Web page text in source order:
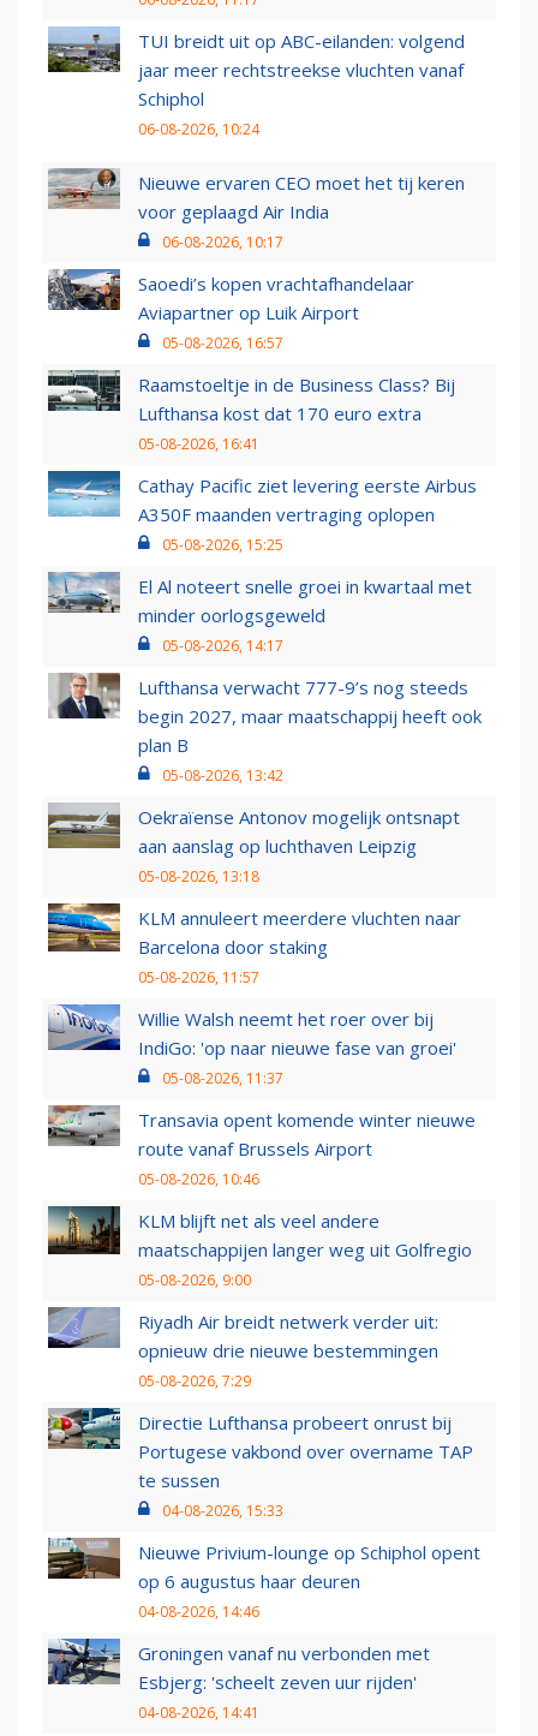
TUI breidt uit op ABC-eilanden: volgend
jaar meer rechtstreekse vluchten vanaf
Schiphol
06-08-2026, 10:24
Nieuwe ervaren CEO moet het tij keren
voor geplaagd Air India
06-08-2026, 10:17
Saoedi’s kopen vrachtafhandelaar
Aviapartner op Luik Airport
05-08-2026, 16:57
Raamstoeltje in de Business Class? Bij
Lufthansa kost dat 170 euro extra
05-08-2026, 16:41
Cathay Pacific ziet levering eerste Airbus
A350F maanden vertraging oplopen
05-08-2026, 15:25
El Al noteert snelle groei in kwartaal met
minder oorlogsgeweld
05-08-2026, 14:17
Lufthansa verwacht 777-9’s nog steeds
begin 2027, maar maatschappij heeft ook
plan B
05-08-2026, 13:42
Oekraïense Antonov mogelijk ontsnapt
aan aanslag op luchthaven Leipzig
05-08-2026, 13:18
KLM annuleert meerdere vluchten naar
Barcelona door staking
05-08-2026, 11:57
Willie Walsh neemt het roer over bij
IndiGo: 'op naar nieuwe fase van groei'
05-08-2026, 11:37
Transavia opent komende winter nieuwe
route vanaf Brussels Airport
05-08-2026, 10:46
KLM blijft net als veel andere
maatschappijen langer weg uit Golfregio
05-08-2026, 9:00
Riyadh Air breidt netwerk verder uit:
opnieuw drie nieuwe bestemmingen
05-08-2026, 7:29
Directie Lufthansa probeert onrust bij
Portugese vakbond over overname TAP
te sussen
04-08-2026, 15:33
Nieuwe Privium-lounge op Schiphol opent
op 6 augustus haar deuren
04-08-2026, 14:46
Groningen vanaf nu verbonden met
Esbjerg: 'scheelt zeven uur rijden'
04-08-2026, 14:41